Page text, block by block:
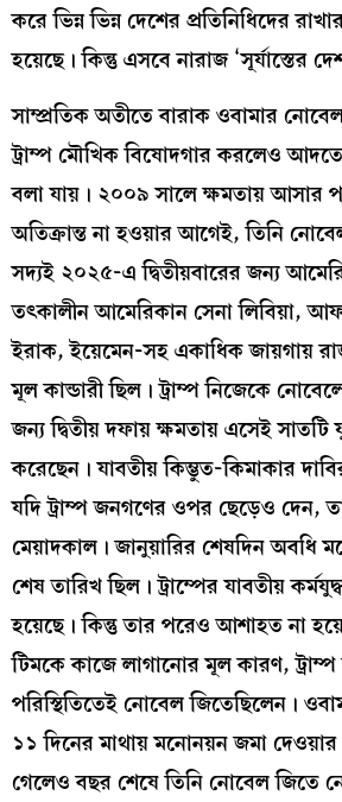
করে ভিন্ন ভিন্ন দেশের প্রতিনিধিদের
হয়েছে। কিন্তু এসবে নারাজ ‘সূর্যাস্তের
সাম্প্রতিক অতীতে বারাক ওবামার নোবেল
ট্রাম্প মৌখিক বিষোদগার করলেও
বলা যায়। ২০০৯ সালে ক্ষমতায়
অতিক্রান্ত না হওয়ার আগেই, তিনি
সদ্যই ২০২৫-এ দ্বিতীয়বারের জন্য
তৎকালীন আমেরিকান সেনা লিবিয়া,
ইরাক, ইয়েমেন-সহ একাধিক জায়গায়
মূল কান্ডারী ছিল। ট্রাম্প নিজেকে
জন্য দ্বিতীয় দফায় ক্ষমতায় এসেই সাতটি
করেছেন। যাবতীয় কিম্ভুত-কিমাকার
যদি ট্রাম্প জনগণের ওপর ছেড়েও দেন,
মেয়াদকাল। জানুয়ারির শেষদিন অবধি
শেষ তারিখ ছিল। ট্রাম্পের যাবতীয়
হয়েছে। কিন্তু তার পরেও আশাহত না
টিমকে কাজে লাগানোর মূল কারণ,
পরিস্থিতিতেই নোবেল জিতেছিলেন।
১১ দিনের মাথায় মনোনয়ন জমা দেওয়ার
গেলেও বছর শেষে তিনি নোবেল জিতে